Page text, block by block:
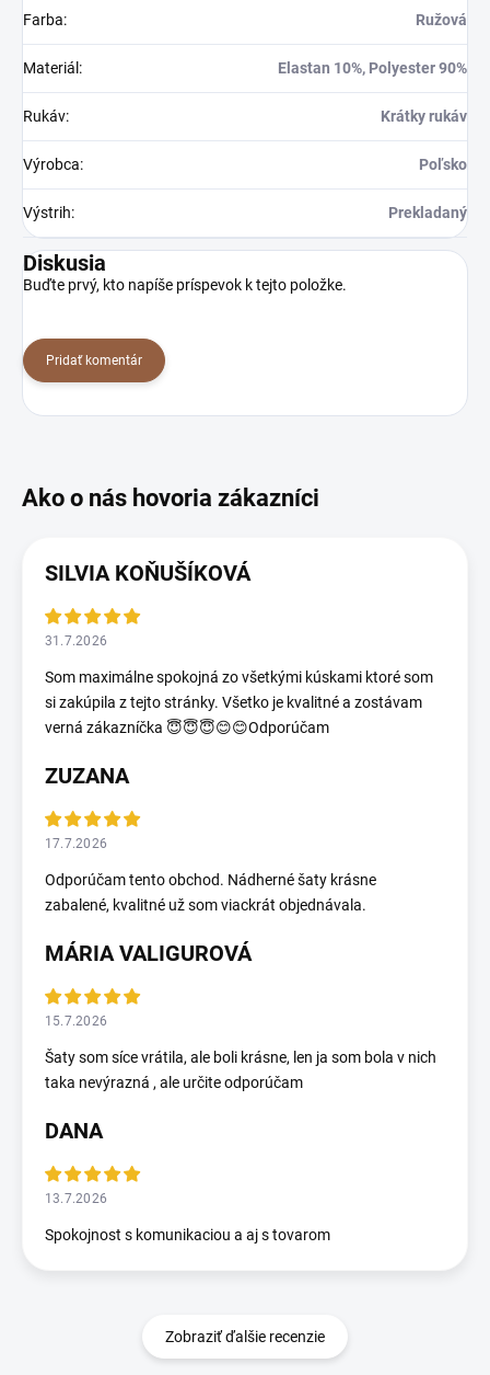
Farba: Ružová
Materiál: Elastan 10%, Polyester 90%
Rukáv: Krátky rukáv
Výrobca: Poľsko
Výstrih: Prekladaný
Diskusia
Buďte prvý, kto napíše príspevok k tejto položke.
Pridať komentár
SILVIA KOŇUŠÍKOVÁ
31.7.2026
Som maximálne spokojná zo všetkými kúskami ktoré som
si zakúpila z tejto stránky. Všetko je kvalitné a zostávam
verná zákazníčka 😇😇😇😊😊Odporúčam
ZUZANA
17.7.2026
Odporúčam tento obchod. Nádherné šaty krásne
zabalené, kvalitné už som viackrát objednávala.
MÁRIA VALIGUROVÁ
15.7.2026
Šaty som síce vrátila, ale boli krásne, len ja som bola v nich
taka nevýrazná , ale určite odporúčam
DANA
13.7.2026
Spokojnost s komunikaciou a aj s tovarom
Zobraziť ďalšie recenzie